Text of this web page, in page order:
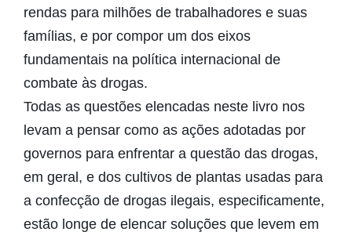
rendas para milhões de trabalhadores e suas
famílias, e por compor um dos eixos
fundamentais na política internacional de
combate às drogas.
Todas as questões elencadas neste livro nos
levam a pensar como as ações adotadas por
governos para enfrentar a questão das drogas,
em geral, e dos cultivos de plantas usadas para
a confecção de drogas ilegais, especificamente,
estão longe de elencar soluções que levem em